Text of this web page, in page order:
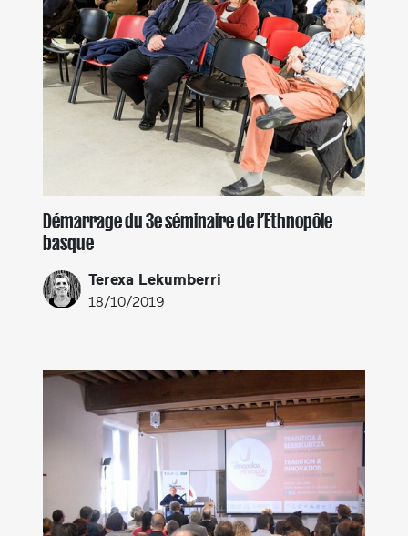
Démarrage du 3e séminaire de l’Ethnopôle
basque
Terexa Lekumberri
18/10/2019